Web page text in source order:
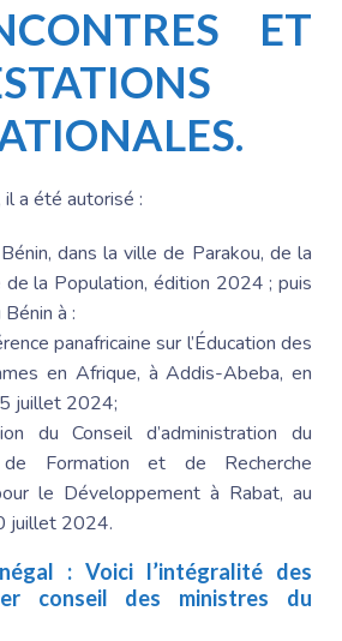
ET
a été autorisé :
dans la ville de Parakou, de la
de la Population, édition 2024 ; puis
à :
panafricaine sur l’Éducation des
en Afrique, à Addis-Abeba, en
juillet 2024;
du Conseil d’administration du
de Formation et de Recherche
le Développement à Rabat, au
juillet 2024.
: Voici l’intégralité des
conseil des ministres du